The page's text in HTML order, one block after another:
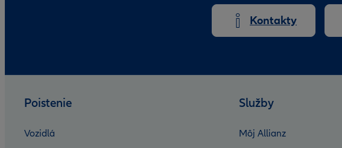
Kontakty
Poistenie
Vozidlá
Služby
Môj Allianz